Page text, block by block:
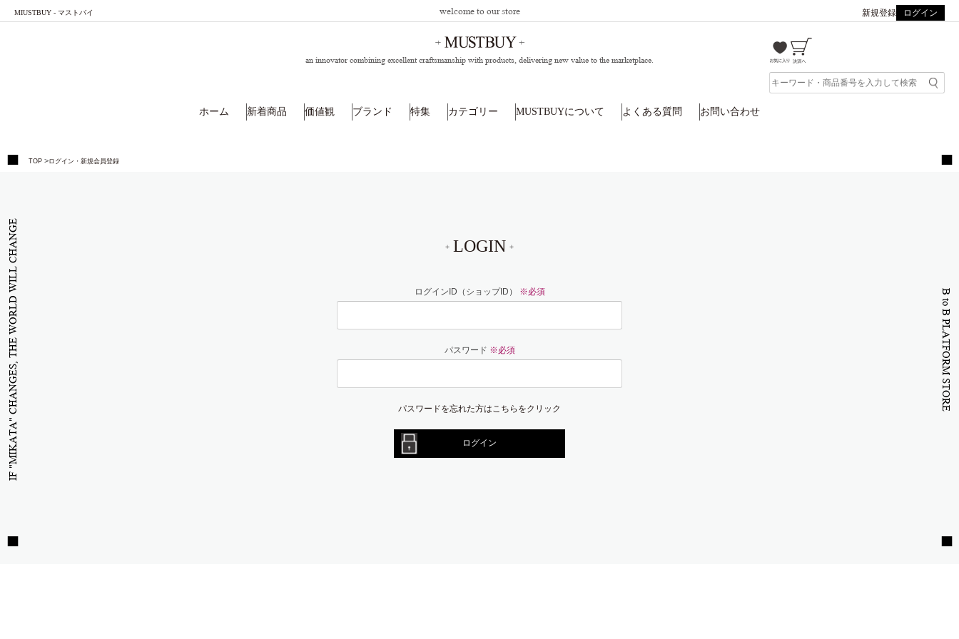
MIUSTBUY - マストバイ welcome to our store 新規登録 ログイン
an innovator combining excellent craftsmanship with products,delivering new value to the marketplace.
ホーム 新着商品 価値観 ブランド 特集 カテゴリー MUSTBUYについて よくある質問 お問い合わせ
TOP >ログイン・新規会員登録
LOGIN
ログインID（ショップID） ※必須
パスワード ※必須
パスワードを忘れた方はこちらをクリック
IF "MIKATA" CHANGES, THE WORLD WILL CHANGE B to B PLATFORM STORE